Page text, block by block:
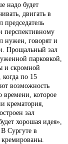
надо будет
двигать в
председатель
перспективному
нужен, говорят и
Прощальный зал
парковкой,
и скромной
по 15
возможность
времени, которое
крематория,
зал
хорошая идея»,
Сургуте в